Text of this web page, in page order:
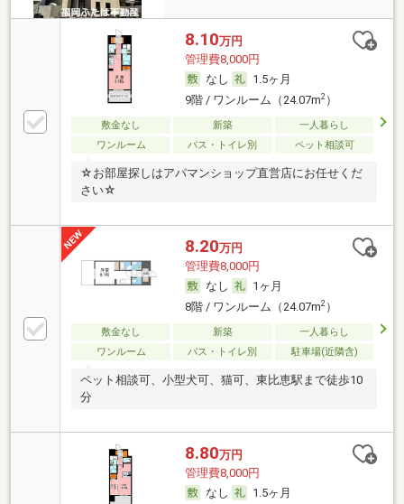
8.10万円
管理費8,000円
なし
1.5ヶ月
9階 / ワンルーム（24.07m2）
敷金なし 新築
一人暮らし
ワンルーム
バス・トイレ別 ペット相談可
☆お部屋探しはアパマンショップ直営店にお任せくだ
さい☆
8.20万円
管理費8,000円
なし
1ヶ月
8階 / ワンルーム（24.07m2）
敷金なし 新築
一人暮らし
ワンルーム
バス・トイレ別 駐車場(近隣含)
ペット相談可、小型犬可、猫可、東比恵駅まで徒歩10
分
8.80万円
管理費8,000円
なし
1.5ヶ月